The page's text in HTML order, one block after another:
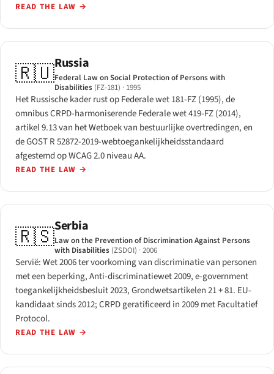
READ THE LAW →
🇷🇺Russia
Federal Law on Social Protection of Persons with
Disabilities (FZ-181) · 1995
Het Russische kader rust op Federale wet 181-FZ (1995), de
omnibus CRPD-harmoniserende Federale wet 419-FZ (2014),
artikel 9.13 van het Wetboek van bestuurlijke overtredingen, en
de GOST R 52872-2019-webtoegankelijkheidsstandaard
afgestemd op WCAG 2.0 niveau AA.
READ THE LAW →
🇷🇸Serbia
Law on the Prevention of Discrimination Against Persons
with Disabilities (ZSDOI) · 2006
Servië: Wet 2006 ter voorkoming van discriminatie van personen
met een beperking, Anti-discriminatiewet 2009, e-government
toegankelijkheidsbesluit 2023, Grondwetsartikelen 21 + 81. EU-
kandidaat sinds 2012; CRPD geratificeerd in 2009 met Facultatief
Protocol.
READ THE LAW →